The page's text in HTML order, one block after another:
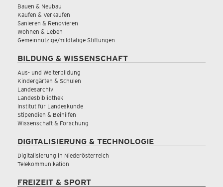
Bauen & Neubau
Kaufen & Verkaufen
Sanieren & Renovieren
Wohnen & Leben
Gemeinnützige/mildtätige Stiftungen
BILDUNG & WISSENSCHAFT
Aus- und Weiterbildung
Kindergärten & Schulen
Landesarchiv
Landesbibliothek
Institut für Landeskunde
Stipendien & Beihilfen
Wissenschaft & Forschung
DIGITALISIERUNG & TECHNOLOGIE
Digitalisierung in Niederösterreich
Telekommunikation
FREIZEIT & SPORT